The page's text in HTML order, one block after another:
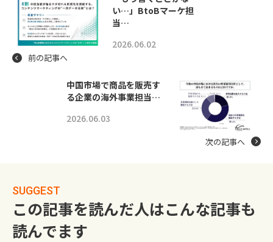
い…」BtoBマーケ担
当…
2026.06.02
前の記事へ
中国市場で商品を販売す
る企業の海外事業担当…
2026.06.03
次の記事へ
SUGGEST
この記事を読んだ人はこんな記事も
読んでます